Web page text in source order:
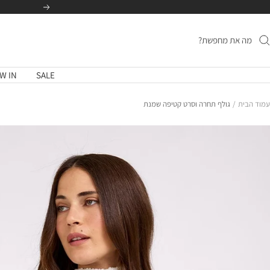
הקודם
SALE
IN
עמוד הבית גולף תחרה וסרט קטיפה שמנת